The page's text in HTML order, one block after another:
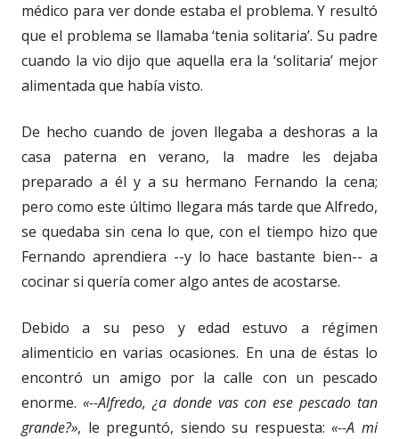
médico para ver donde estaba el problema. Y resultó
que el problema se llamaba ‘tenia solitaria’. Su padre
cuando la vio dijo que aquella era la ‘solitaria’ mejor
alimentada que había visto.
De hecho cuando de joven llegaba a deshoras a la
casa paterna en verano, la madre les dejaba
preparado a él y a su hermano Fernando la cena;
pero como este último llegara más tarde que Alfredo,
se quedaba sin cena lo que, con el tiempo hizo que
Fernando aprendiera --y lo hace bastante bien-- a
cocinar si quería comer algo antes de acostarse.
Debido a su peso y edad estuvo a régimen
alimenticio en varias ocasiones. En una de éstas lo
encontró un amigo por la calle con un pescado
enorme. «--Alfredo, ¿a donde vas con ese pescado tan
grande?», le preguntó, siendo su respuesta: «--A mi